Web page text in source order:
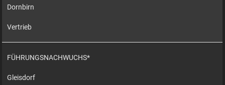
Dornbirn
Vertrieb
FÜHRUNGSNACHWUCHS*
Gleisdorf